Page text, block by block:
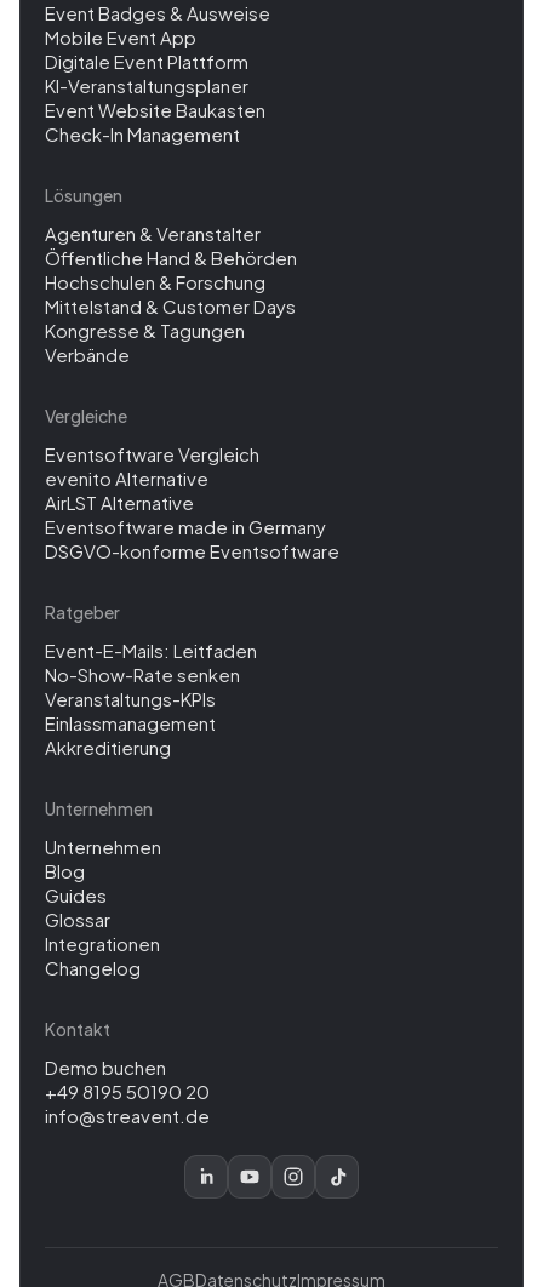
Event Badges & Ausweise
Mobile Event App
Digitale Event Plattform
KI-Veranstaltungsplaner
Event Website Baukasten
Check-In Management
Lösungen
Agenturen & Veranstalter
Öffentliche Hand & Behörden
Hochschulen & Forschung
Mittelstand & Customer Days
Kongresse & Tagungen
Verbände
Vergleiche
Eventsoftware Vergleich
evenito Alternative
AirLST Alternative
Eventsoftware made in Germany
DSGVO-konforme Eventsoftware
Ratgeber
Event-E-Mails: Leitfaden
No-Show-Rate senken
Veranstaltungs-KPIs
Einlassmanagement
Akkreditierung
Unternehmen
Unternehmen
Blog
Guides
Glossar
Integrationen
Changelog
Kontakt
Demo buchen
+49 8195 50190 20
info@streavent.de
AGBDatenschutzImpressum